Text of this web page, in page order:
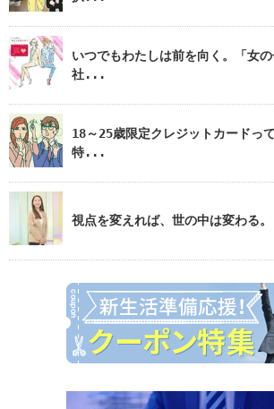
いつでもわたしは前を向く。「女
社...
18～25歳限定クレジットカードっ
特...
視点を変えれば、世の中は変わ